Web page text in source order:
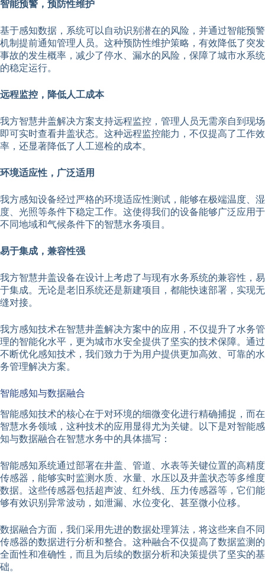
智能预警，预防性维护
基于感知数据，系统可以自动识别潜在的风险，并通过智能预警
机制提前通知管理人员。这种预防性维护策略，有效降低了突发
事故的发生概率，减少了停水、漏水的风险，保障了城市水系统
的稳定运行。
远程监控，降低人工成本
我方智慧井盖解决方案支持远程监控，管理人员无需亲自到现场
即可实时查看井盖状态。这种远程监控能力，不仅提高了工作效
率，还显著降低了人工巡检的成本。
环境适应性，广泛适用
我方感知设备经过严格的环境适应性测试，能够在极端温度、湿
度、光照等条件下稳定工作。这使得我们的设备能够广泛应用于
不同地域和气候条件下的智慧水务项目。
易于集成，兼容性强
我方智慧井盖设备在设计上考虑了与现有水务系统的兼容性，易
于集成。无论是老旧系统还是新建项目，都能快速部署，实现无
缝对接。
我方感知技术在智慧井盖解决方案中的应用，不仅提升了水务管
理的智能化水平，更为城市水安全提供了坚实的技术保障。通过
不断优化感知技术，我们致力于为用户提供更加高效、可靠的水
务管理解决方案。
智能感知与数据融合
智能感知技术的核心在于对环境的细微变化进行精确捕捉，而在
智慧水务领域，这种技术的应用显得尤为关键。以下是对智能感
知与数据融合在智慧水务中的具体描写：
智能感知系统通过部署在井盖、管道、水表等关键位置的高精度
传感器，能够实时监测水质、水量、水压以及井盖状态等多维度
数据。这些传感器包括超声波、红外线、压力传感器等，它们能
够有效识别异常波动，如泄漏、水位变化、甚至微小位移。
数据融合方面，我们采用先进的数据处理算法，将这些来自不同
传感器的数据进行分析和整合。这种融合不仅提高了数据监测的
全面性和准确性，而且为后续的数据分析和决策提供了坚实的基
础。